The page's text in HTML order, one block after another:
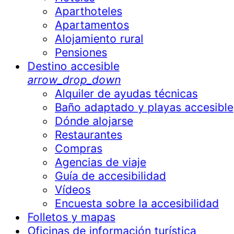
Aparthoteles
Apartamentos
Alojamiento rural
Pensiones
Destino accesible
arrow_drop_down
Alquiler de ayudas técnicas
Baño adaptado y playas accesible
Dónde alojarse
Restaurantes
Compras
Agencias de viaje
Guía de accesibilidad
Vídeos
Encuesta sobre la accesibilidad
Folletos y mapas
Oficinas de información turística